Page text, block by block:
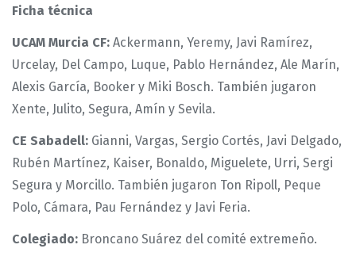
Ficha técnica
UCAM Murcia CF: Ackermann, Yeremy, Javi Ramírez,
Urcelay, Del Campo, Luque, Pablo Hernández, Ale Marín,
Alexis García, Booker y Miki Bosch. También jugaron
Xente, Julito, Segura, Amín y Sevila.
CE Sabadell: Gianni, Vargas, Sergio Cortés, Javi Delgado,
Rubén Martínez, Kaiser, Bonaldo, Miguelete, Urri, Sergi
Segura y Morcillo. También jugaron Ton Ripoll, Peque
Polo, Cámara, Pau Fernández y Javi Feria.
Colegiado: Broncano Suárez del comité extremeño.